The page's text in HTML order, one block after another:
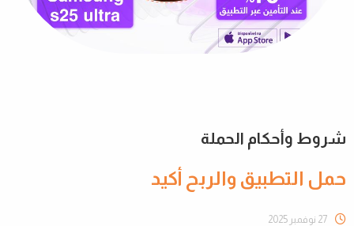
شروط وأحكام الحملة
حمل التطبيق والربح أكيد
27 نوفمبر 2025